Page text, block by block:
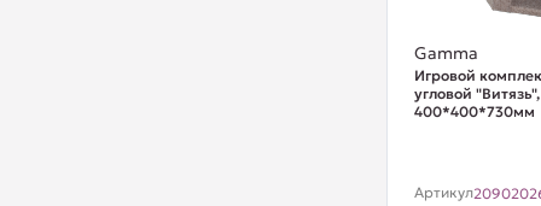
Gamma
Игровой
угловой "Витязь",
400*400*730мм
Артикул